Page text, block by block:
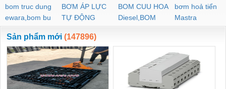
bom truc dung
ewara,bom bu
ewara
BƠM ÁP LỰC
TỰ ĐỘNG
BOM CUU HOA
Diesel,BOM
CHUA CHAY
bơm hoả tiển
Mastra
Sản phẩm mới (147896)